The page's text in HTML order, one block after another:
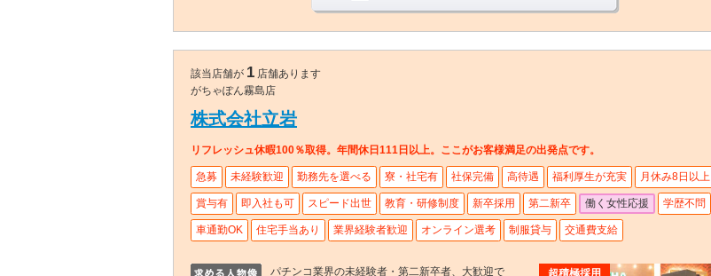
該当店舗が 1 店舗あります
がちゃぽん霧島店
株式会社立岩
リフレッシュ休暇100％取得。年間休日111日以上。ここがお客様満足の出発点です。
急募 未経験歓迎 勤務先を選べる 寮・社宅有 社保完備 高待遇 福利厚生が充実 月休み8日以上
賞与有 即入社も可 スピード出世 教育・研修制度 新卒採用 第二新卒 働く女性応援 学歴不問
車通勤OK 住宅手当あり 業界経験者歓迎 オンライン選考 制服貸与 交通費支給
パチンコ業界の未経験者・第二新卒者、大歓迎で
超積極採用